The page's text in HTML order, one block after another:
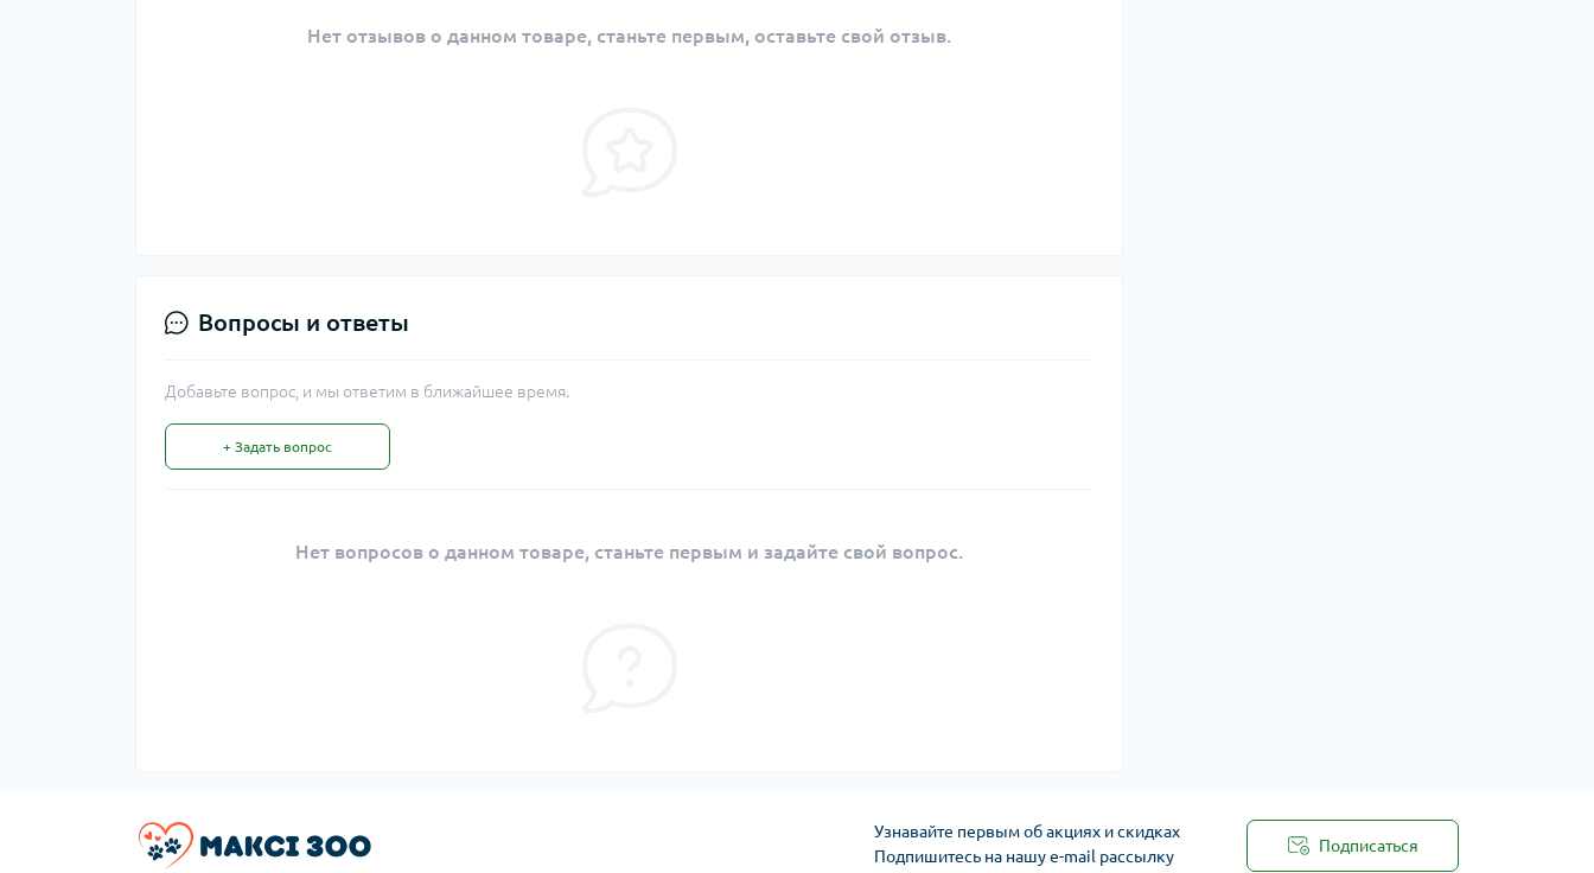
Нет отзывов о данном товаре, станьте первым, оставьте свой отзыв.
Вопросы и ответы
Добавьте вопрос, и мы ответим в ближайшее время.
+ Задать вопрос
Нет вопросов о данном товаре, станьте первым и задайте свой вопрос.
Узнавайте первым об акциях и скидках
Подпишитесь на нашу e-mail рассылку
Подписаться